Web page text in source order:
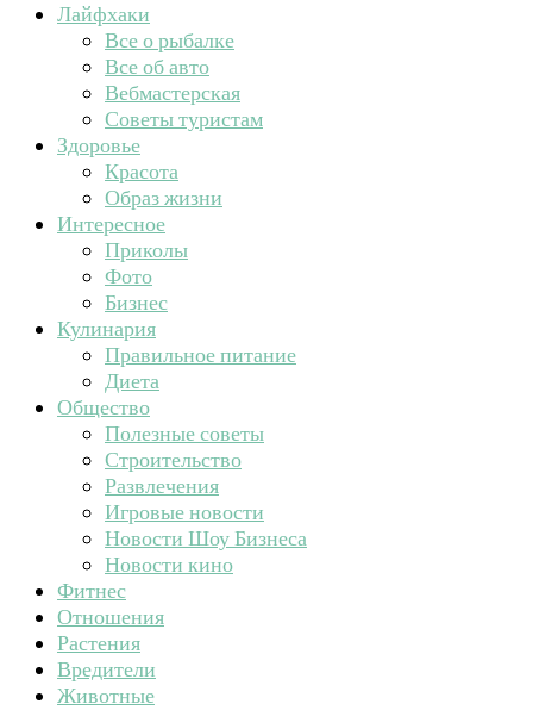
Лайфхаки
Все о рыбалке
Все об авто
Вебмастерская
Советы туристам
Здоровье
Красота
Образ жизни
Интересное
Приколы
Фото
Бизнес
Кулинария
Правильное питание
Диета
Общество
Полезные советы
Строительство
Развлечения
Игровые новости
Новости Шоу Бизнеса
Новости кино
Фитнес
Отношения
Растения
Вредители
Животные